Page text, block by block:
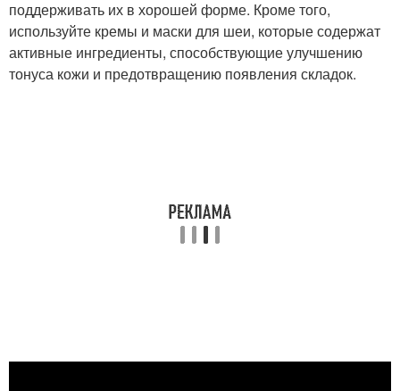
поддерживать их в хорошей форме. Кроме того,
используйте кремы и маски для шеи, которые содержат
активные ингредиенты, способствующие улучшению
тонуса кожи и предотвращению появления складок.